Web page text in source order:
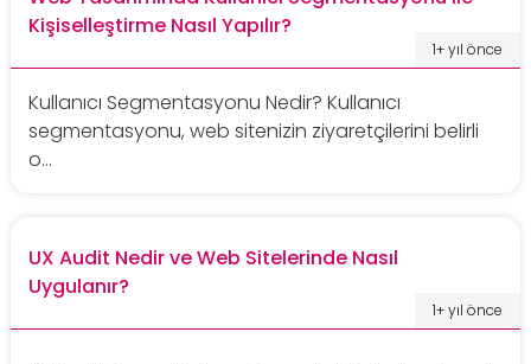
Kişiselleştirme Nasıl Yapılır?
1+ yıl önce
Kullanıcı Segmentasyonu Nedir? Kullanıcı
segmentasyonu, web sitenizin ziyaretçilerini belirli
o...
UX Audit Nedir ve Web Sitelerinde Nasıl
Uygulanır?
1+ yıl önce